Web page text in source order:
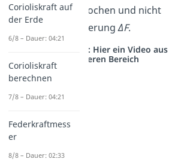
der KraftFgesprochen und nicht
von der KraftänderungΔF.
Studyflix vernetzt: Hier ein Video aus
einem anderen Bereich
Corioliskraft auf
der Erde
6/8 – Dauer: 04:21
Corioliskraft
berechnen
7/8 – Dauer: 04:21
Federkraftmess
er
8/8 – Dauer: 02:33